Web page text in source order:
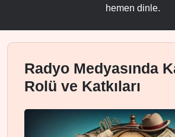
hemen dinle.
Radyo Medyasında
Rolü ve Katkıları